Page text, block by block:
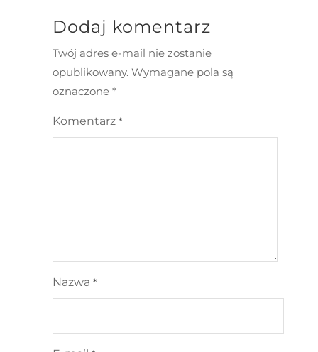
Dodaj komentarz
Twój adres e-mail nie zostanie
opublikowany. Wymagane pola są
oznaczone *
Komentarz *
Nazwa *